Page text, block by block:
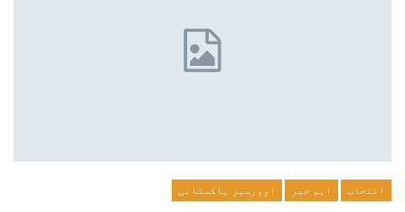
انتخاب اہم خبر اوورسیز پاکستانی